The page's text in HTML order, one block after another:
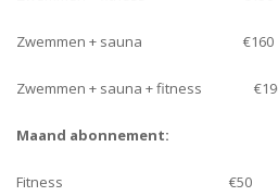
Zwemmen + sauna €160
Zwemmen + sauna + fitness
Maand abonnement:
Fitness €50